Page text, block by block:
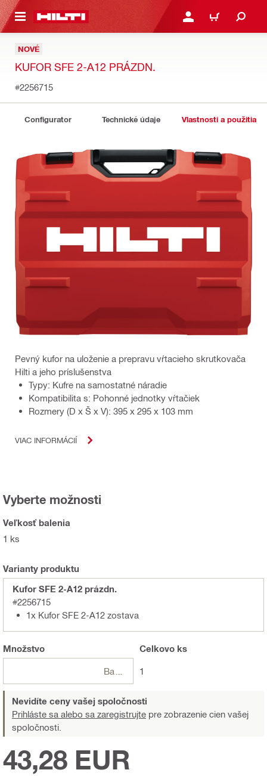
HLAVNÝ OBSAH PRIHLÁSIŤ ALEBO
KOŠÍK
NOVÉ
KUFOR SFE 2-A12 PRÁZDN.
#2256715
Configurator Technické údaje Vlastnosti a použitia
Pevný kufor na uloženie a prepravu vŕtacieho skrutkovača
Hilti a jeho príslušenstva
Typy: Kufre na samostatné náradie
Kompatibilita s: Pohonné jednotky vŕtačiek
Rozmery (D x Š x V): 395 x 295 x 103 mm
VIAC INFORMÁCIÍ
Vyberte možnosti
Veľkosť balenia
1 ks
Varianty produktu
Kufor SFE 2-A12 prázdn.
#2256715
1x Kufor SFE 2-A12 zostava
Množstvo Celkovo ks
1
Nevidíte ceny vašej spoločnosti
Prihláste sa alebo sa zaregistrujte pre zobrazenie cien vašej
spoločnosti.
43,28 EUR